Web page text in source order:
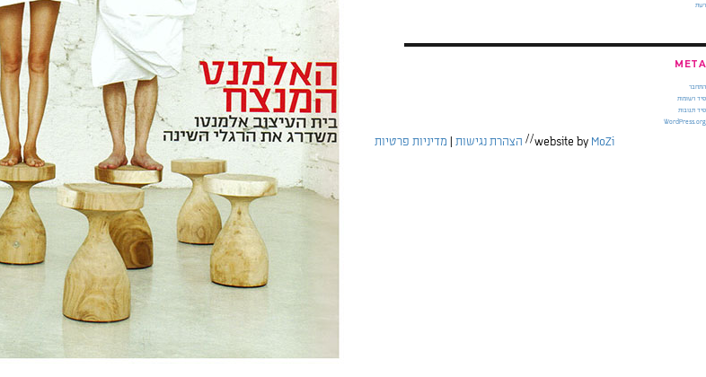
רשת
META
התחבר
פיד רשומות
פיד תגובות
WordPress.org
website by MoZi
// הצהרת נגישות | מדיניות פרטיות